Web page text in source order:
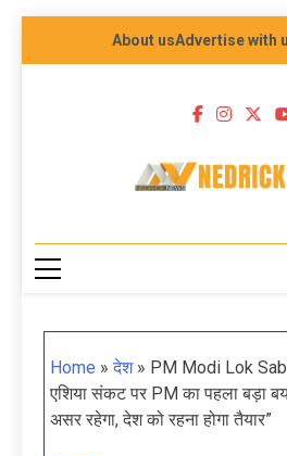
About usAdvertise with
Home »देश» PM Modi Lok
एशिया संकट पर PM का पहला बड़ा
असर रहेगा, देश को रहना होगा तैयार”